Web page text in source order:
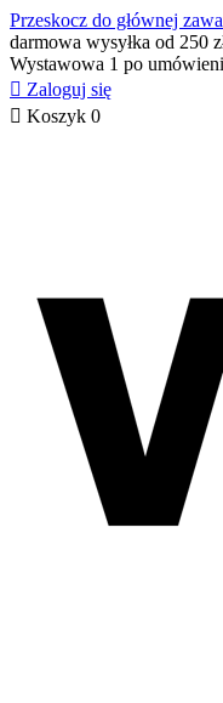
Przeskocz do głównej
darmowa wysyłka od 250
Wystawowa 1 po
 Zaloguj się
 Koszyk 0